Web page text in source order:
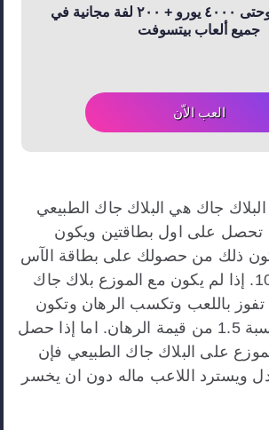
بونص ١٠٠% وحتى ٤٠٠٠ يورو + ٢٠٠ لفة مجانية في
جميع ألعاب بيتسوفت
العب الاّن
جاك هي البلاك جاك الطبيعي
تحصل على اول بطاقتين ويكون
21 ويكون ذلك من حصولك على بطاقة الآس
وبطاقة صورة او 10. إذا لم يكون مع الموزع بلاك جاك
باللعب وتكسب الرهان وتكون
نسبة الدفع فيه بنسبة 1.5 من قيمة الرهان. اما إذا حصل
على البلاك جاك الطبيعي فإن
ويسترد اللاعب ماله دون ان يخسر